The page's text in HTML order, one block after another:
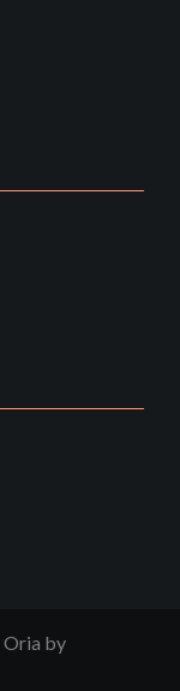
Oria by